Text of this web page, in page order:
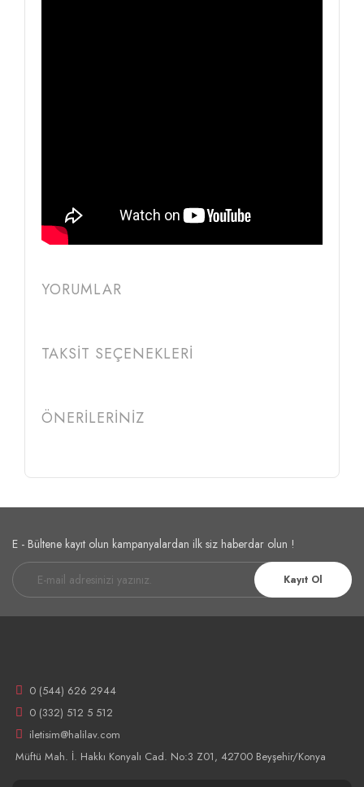
YORUMLAR
TAKSİT SEÇENEKLERİ
ÖNERİLERİNİZ
E - Bültene kayıt olun kampanyalardan ilk siz haberdar olun !
Kayıt Ol
0 (544) 626 2944
0 (332) 512 5 512
iletisim@halilav.com
Müftü Mah. İ. Hakkı Konyalı Cad. No:3 Z01, 42700 Beyşehir/Konya